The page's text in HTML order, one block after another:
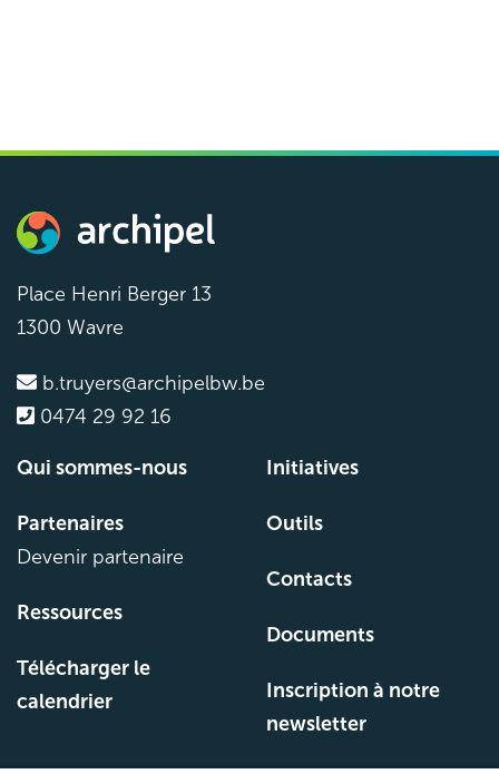
Place Henri Berger 13
1300 Wavre
b.truyers@archipelbw.be
0474 29 92 16
Qui sommes-nous
Partenaires
Devenir partenaire
Ressources
Télécharger le
calendrier
Initiatives
Outils
Contacts
Documents
Inscription à notre
newsletter